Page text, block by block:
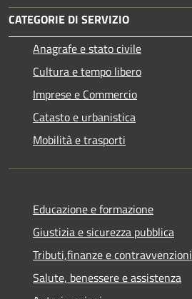
CATEGORIE DI SERVIZIO
Anagrafe e stato civile
Cultura e tempo libero
Imprese e Commercio
Catasto e urbanistica
Mobilità e trasporti
Educazione e formazione
Giustizia e sicurezza pubblica
Tributi,finanze e contravvenzioni
Salute, benessere e assistenza